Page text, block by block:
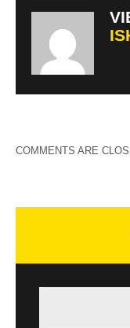
COMMENTS ARE